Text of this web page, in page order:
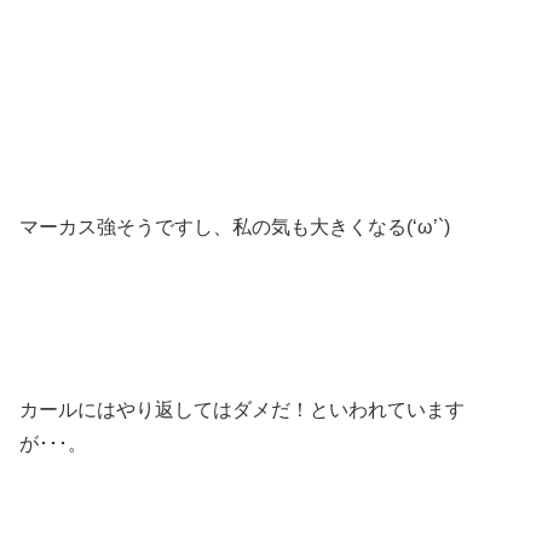
マーカス強そうですし、私の気も大きくなる(‘ω’`)
カールにはやり返してはダメだ！といわれています
が･･･。